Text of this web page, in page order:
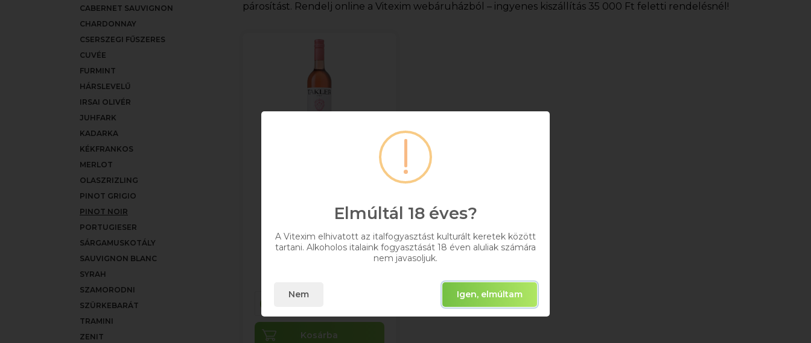
CABERNET SAUVIGNON
CHARDONNAY
CSERSZEGI FŰSZERES
CUVÉE
FURMINT
HÁRSLEVELŰ
IRSAI OLIVÉR
JUHFARK
KADARKA
KÉKFRANKOS
MERLOT
OLASZRIZLING
PINOT GRIGIO
PINOT NOIR
PORTUGIESER
SÁRGAMUSKOTÁLY
SAUVIGNON BLANC
SYRAH
SZAMORODNI
SZÜRKEBARÁT
TRAMINI
ZENIT
párosítást. Rendelj online a Vitexim webáruházból – ingyenes kiszállítás 35 000 Ft feletti rendelésnél!
+ DRS DÍJ/ÜVEG
0,75
Kosárba
Elmúltál 18 éves?
A Vitexim elhivatott az italfogyasztást kulturált keretek között
tartani. Alkoholos italaink fogyasztását 18 éven aluliak számára
nem javasoljuk.
Nem Igen, elmúltam